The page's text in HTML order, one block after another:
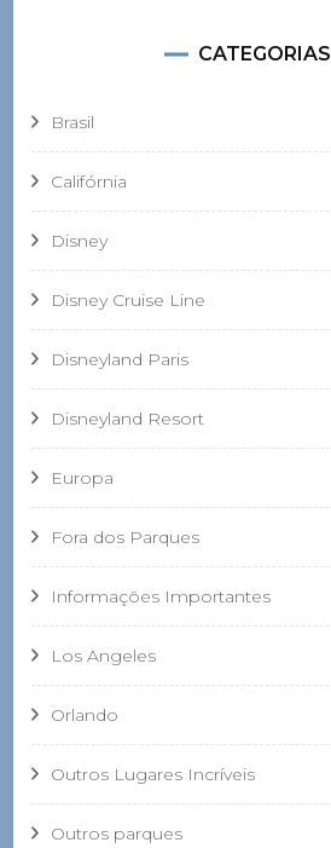
CATEGORIAS
Brasil
Califórnia
Disney
Disney Cruise Line
Disneyland Paris
Disneyland Resort
Europa
Fora dos Parques
Informações Importantes
Los Angeles
Orlando
Outros Lugares Incríveis
Outros parques